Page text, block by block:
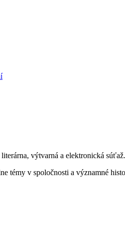
výtvarná a elektronická súťaž.
témy v spoločnosti a významné